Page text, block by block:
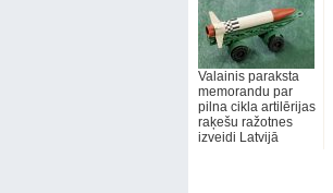
Valainis paraksta
memorandu par
pilna cikla artilērijas
raķešu ražotnes
izveidi Latvijā